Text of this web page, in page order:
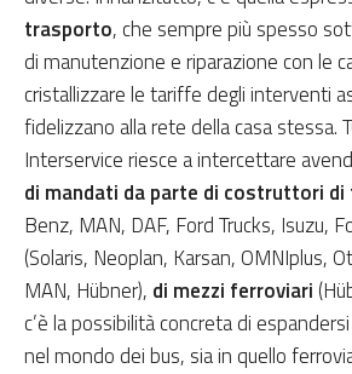
trasporto, che sempre più spesso
di manutenzione e riparazione con le
cristallizzare le tariffe degli interventi
fidelizzano alla rete della casa stessa.
Interservice riesce a intercettare
di mandati da parte di costruttori di
Benz, MAN, DAF, Ford Trucks, Isuzu,
(Solaris, Neoplan, Karsan, OMNIplus,
MAN, Hübner), di mezzi ferroviari
c’è la possibilità concreta di
nel mondo dei bus, sia in quello